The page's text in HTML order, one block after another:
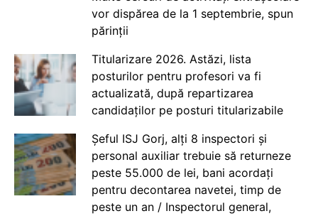
vor dispărea de la 1 septembrie, spun
părinții
Titularizare 2026. Astăzi, lista
posturilor pentru profesori va fi
actualizată, după repartizarea
candidaților pe posturi titularizabile
Șeful ISJ Gorj, alți 8 inspectori și
personal auxiliar trebuie să returneze
peste 55.000 de lei, bani acordați
pentru decontarea navetei, timp de
peste un an / Inspectorul general,